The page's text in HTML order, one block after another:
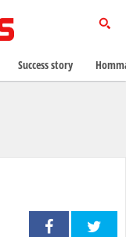
Success story